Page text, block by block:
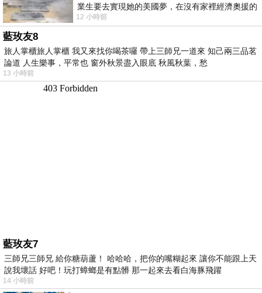
業生要去實現她的美國夢，在沒有家裡經濟奧援的
情況下，靠著自我努力工作累積出國基
12 小時前
藍玫友8
旅人掌櫃旅人掌櫃 我又來找你喝茶囉 帶上三師兄一道來 知己兩三品茗
論道 人生樂事，平常也 窗外秋景盡入眼底 秋風秋葉，愁
13 小時前
藍玫友7
三師兄三師兄 給你糖葫蘆！ 哈哈哈，把你的嘴糊起來 讓你不能跟上天
說我壞話 好吧！玩打蟑螂是有點髒 那一起來去看白海豚飛躍
14 小時前